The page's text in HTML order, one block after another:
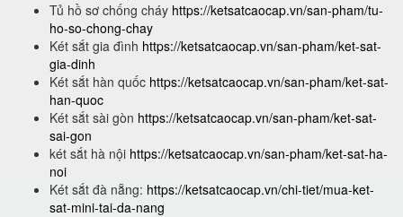
Tủ hồ sơ chống cháy https://ketsatcaocap.vn/san-pham/tu-
ho-so-chong-chay
Két sắt gia đình https://ketsatcaocap.vn/san-pham/ket-sat-
gia-dinh
Két sắt hàn quốc https://ketsatcaocap.vn/san-pham/ket-sat-
han-quoc
Két sắt sài gòn https://ketsatcaocap.vn/san-pham/ket-sat-
sai-gon
két sắt hà nội https://ketsatcaocap.vn/san-pham/ket-sat-ha-
noi
Két sắt đà nẵng: https://ketsatcaocap.vn/chi-tiet/mua-ket-
sat-mini-tai-da-nang